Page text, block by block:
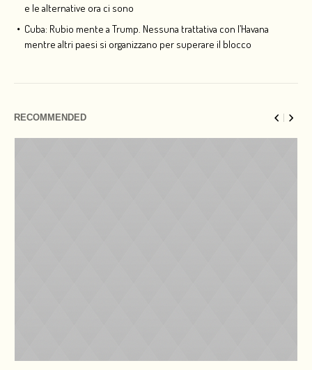
e le alternative ora ci sono
Cuba: Rubio mente a Trump. Nessuna trattativa con l’Havana
mentre altri paesi si organizzano per superare il blocco
RECOMMENDED